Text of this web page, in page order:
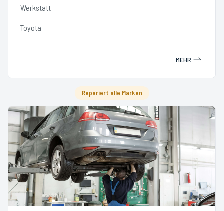
Werkstatt
Toyota
MEHR
Repariert alle Marken